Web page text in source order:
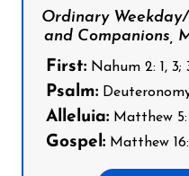
Ordinary
and Companions,
First: Nahum 2: 1, 3;
Psalm:
Alleluia: Matthew 5:
Gospel: Matthew